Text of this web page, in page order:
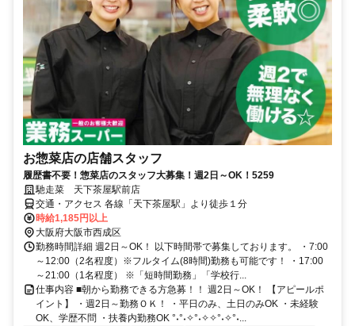
お惣菜店の店舗スタッフ
履歴書不要！惣菜店のスタッフ大募集！週2日～OK！5259
馳走菜 天下茶屋駅前店
交通・アクセス 各線「天下茶屋駅」より徒歩１分
時給1,185円以上
大阪府大阪市西成区
勤務時間詳細 週2日～OK！ 以下時間帯で募集しております。 ・7:00
～12:00（2名程度）※フルタイム(8時間)勤務も可能です！ ・17:00
～21:00（1名程度） ※「短時間勤務」「学校行...
仕事内容 ■朝から勤務できる方急募！！ 週2日～OK！ 【アピールポ
イント】 ・週2日～勤務ＯＫ！ ・平日のみ、土日のみOK ・未経験
OK、学歴不問 ・扶養内勤務OK °˖°˖✧°˖✧✧°˖✧°˖...